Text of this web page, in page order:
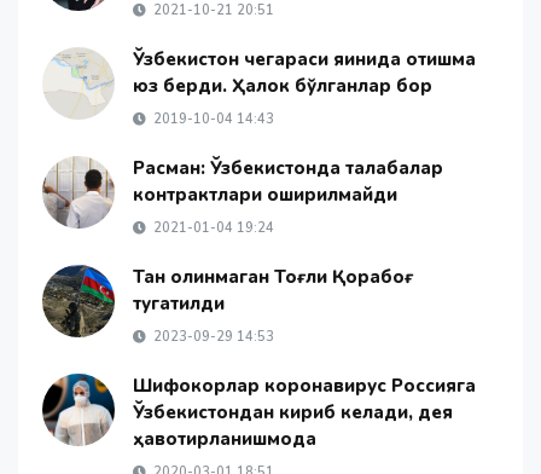
2021-10-21 20:51
Ўзбекистон чегараси яқинида отишма
юз берди. Ҳалок бўлганлар бор
2019-10-04 14:43
Расман: Ўзбекистонда талабалар
контрактлари оширилмайди
2021-01-04 19:24
Тан олинмаган Тоғли Қорабоғ
тугатилди
2023-09-29 14:53
Шифокорлар коронавирус Россияга
Ўзбекистондан кириб келади, дея
ҳавотирланишмоқда